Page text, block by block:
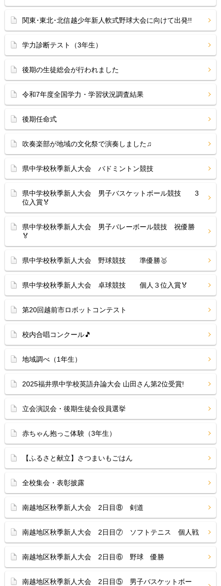
関東･東北･北信越少年新人軟式野球大会に向けて出発!!
学力診断テスト（3年生）
後期の生徒総会が行われました
令和7年度全国学力・学習状況調査結果
後期任命式
吹奏楽部が地域の文化祭で演奏しました♫
県中学校秋季新人大会 バドミントン競技
県中学校秋季新人大会 男子バスケットボール競技 3
位入賞🏅
県中学校秋季新人大会 男子バレーボール競技 祝優勝
🏅
県中学校秋季新人大会 野球競技 準優勝🥇
県中学校秋季新人大会 卓球競技 個人３位入賞🏅
第20回越前市ロボットコンテスト
校内合唱コンクール🎵
地域調べ（1年生）
2025福井県中学校英語弁論大会 山田さん第2位受賞!
立会演説会・後期生徒会役員選挙
赤ちゃん抱っこ体験（3年生）
【ふるさと献立】さつまいもごはん
全校集会・表彰披露
南越地区秋季新人大会 2日目⑧ 剣道
南越地区秋季新人大会 2日目⑦ ソフトテニス 個人戦
南越地区秋季新人大会 2日目⑥ 野球 優勝
南越地区秋季新人大会 2日目⑤ 男子バスケットボー